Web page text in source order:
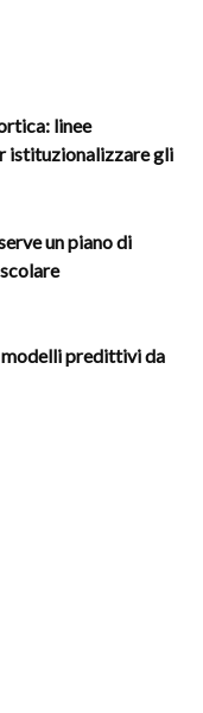
linee
istituzionalizzare gli
un piano di
modelli predittivi da